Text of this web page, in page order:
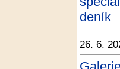
deník
26. 6.